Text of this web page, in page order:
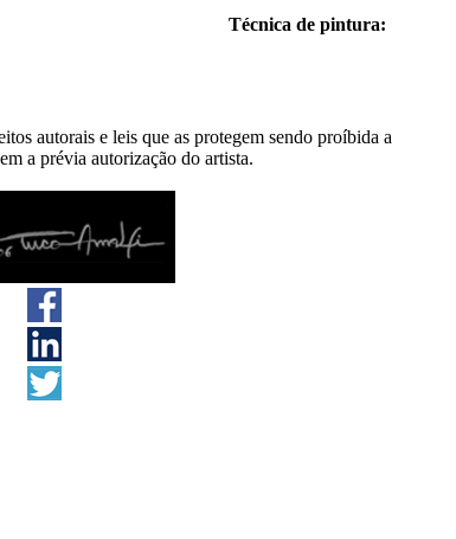
Técnica de pintura:
autorais e leis que as protegem sendo proíbida a
a prévia autorização do artista.